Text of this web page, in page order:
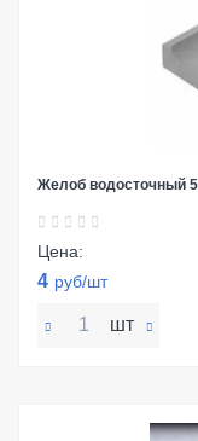
Желоб водосточный
Цена:
4 руб/шт
шт